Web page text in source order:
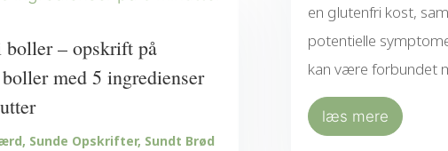
– opskrift på
med 5 ingredienser
, Sunde Opskrifter, Sundt Brød
en glutenfri kost,
potentielle
kan være forbundet
læs mere